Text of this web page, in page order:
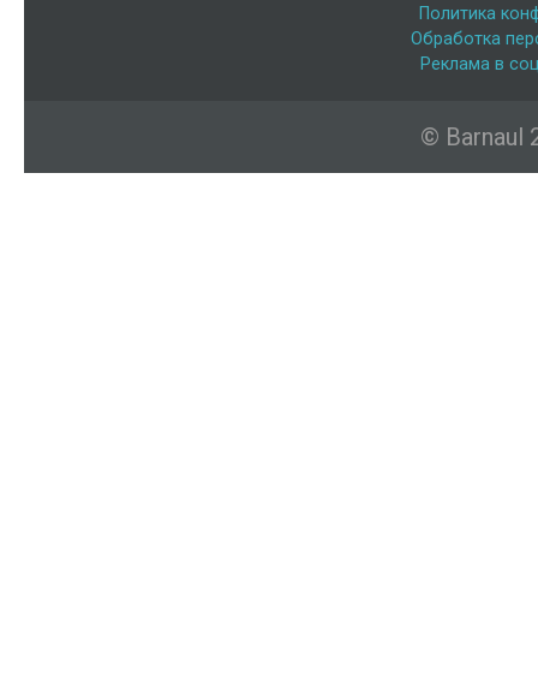
Политика
Обработка
Реклама в
© Barnaul